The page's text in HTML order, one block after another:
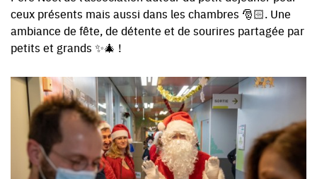
ceux présents mais aussi dans les chambres 🎅🏻. Une
ambiance de fête, de détente et de sourires partagée par
petits et grands ✨🎄 !